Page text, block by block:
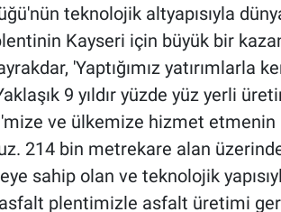
teknolojik altyapısıyla
Kayseri için büyük bir
'Yaptığımız yatırımlarla
9 yıldır yüzde yüz yerli
ve ülkemize hizmet
214 bin metrekare alan
sahip olan ve teknolojik
plentimizle asfalt üretimi